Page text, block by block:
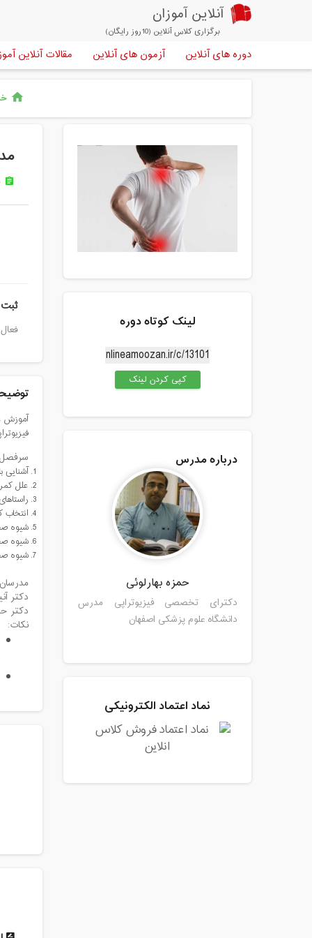
آنلاین آموزان
برگزاری کلاس آنلاین (10روز رایگان)
دوره های آنلاین آزمون های آنلاین مقالات آنلاین
home
assignment
آموزش
آشنایی
علل
شیوه
شیوه
شیوه
دکتر
دکتر
نکات:
لینک کوتاه دوره
کپی کردن لینک
درباره مدرس
حمزه بهارلوئی
دکترای تخصصی فیزیوتراپی مدرس
دانشگاه علوم پزشکی اصفهان
نماد اعتماد الکترونیکی